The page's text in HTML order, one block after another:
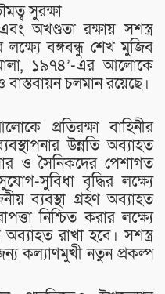
সুরক্ষা
অখণ্ডতা রক্ষায় সশস্ত্র
লক্ষ্যে বঙ্গবন্ধু শেখ মুজিব
১৯৭৪’-এর আলোকে
চলমান রয়েছে।
প্রতিরক্ষা বাহিনীর
উন্নতি অব্যাহত
ও সৈনিকদের পেশাগত
সুবিধা বৃদ্ধির লক্ষ্যে
ব্যবস্থা গ্রহণ অব্যাহত
নিশ্চিত করার লক্ষ্যে
অব্যাহত রাখা হবে। সশস্ত্র
কল্যাণমুখী নতুন প্রকল্প